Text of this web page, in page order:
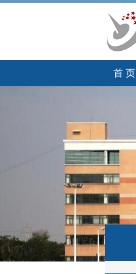
首 页